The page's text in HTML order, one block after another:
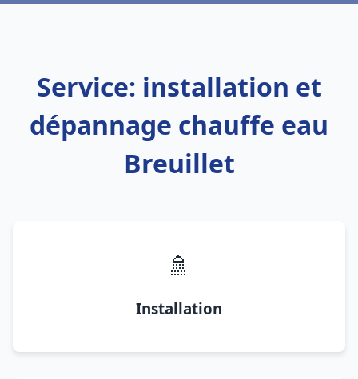
Service: installation et
dépannage chauffe eau
Breuillet
🚿
Installation